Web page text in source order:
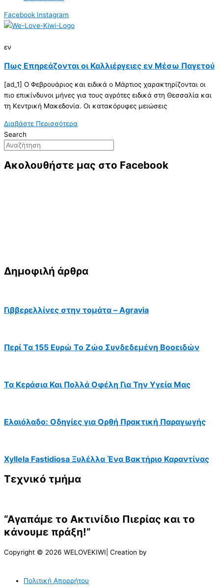
Facebook Instagram
εν
Πως Επηρεάζονται οι Καλλιέργειες εν Μέσω Παγετού
[ad_1] Ο Φεβρουάριος και ειδικά ο Μάρτιος χαρακτηρίζονται οι
πιο επικίνδυνοι μήνες για τους αγρότες ειδικά στη Θεσσαλία και
τη Κεντρική Μακεδονία. Οι κατακόρυφες μειώσεις
Διαβάστε Περισσότερα
Search
Ακολουθήστε μας στο Facebook
Δημοφιλή άρθρα
Γιββερελλίνες στην τομάτα – Agravia
Περί Τα 155 Ευρώ Το Ζώο Συνδεδεμένη Βοοειδών
Τα Κεράσια Και Πολλά Οφέλη Για Την Υγεία Μας
Ελαιόλαδο: Οδηγίες για Ορθή Πρακτική Παραγωγής
Xyllela Fastidiosa Ξυλέλλα Ένα Βακτήριο Καραντίνας
Τεχνικό τμήμα
“Αγαπάμε το Ακτινίδιο Πιερίας και το
κάνουμε πράξη!”
Copyright © 2026 WELOVEKIWI| Creation by
Πολιτική Απορρήτου